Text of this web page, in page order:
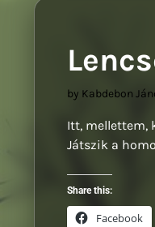
by Kabdebon
Itt, mellettem,
Játszik a
Share this:
Facebook